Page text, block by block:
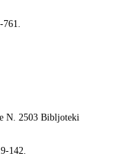
761.
N. 2503 Bibljoteki
142.